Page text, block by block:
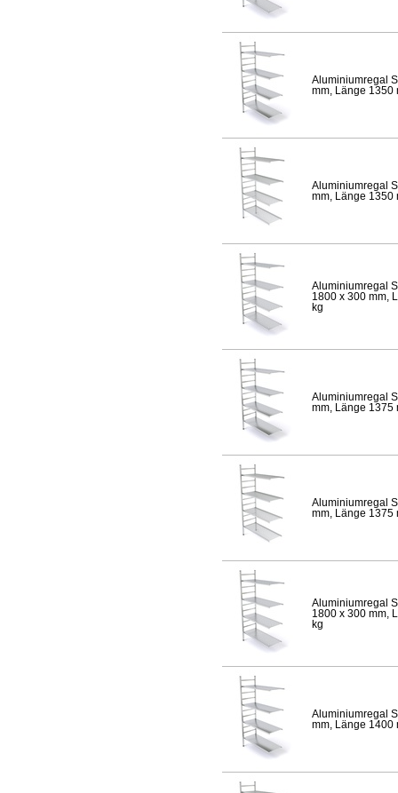
Aluminiumregal
mm, Länge 1350
Aluminiumregal
mm, Länge 1350
Aluminiumregal
1800 x 300 mm,
kg
Aluminiumregal
mm, Länge 1375
Aluminiumregal
mm, Länge 1375
Aluminiumregal
1800 x 300 mm,
kg
Aluminiumregal
mm, Länge 1400